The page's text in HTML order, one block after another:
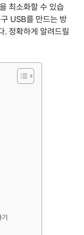
최소화할 수 있습
USB를 만드는 방
. 정확하게 알려드릴